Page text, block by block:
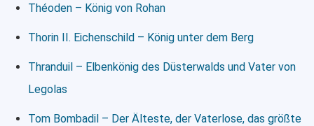
Théoden – König von Rohan
Thorin II. Eichenschild – König unter dem Berg
Thranduil – Elbenkönig des Düsterwalds und Vater von
Legolas
Tom Bombadil – Der Älteste, der Vaterlose, das größte